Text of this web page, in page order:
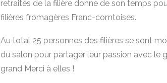
retraités de la filière donne de son temps
filières fromagères Franc-comtoises.
Au total 25 personnes des filières se sont
du salon pour partager leur passion avec le
grand Merci à elles !